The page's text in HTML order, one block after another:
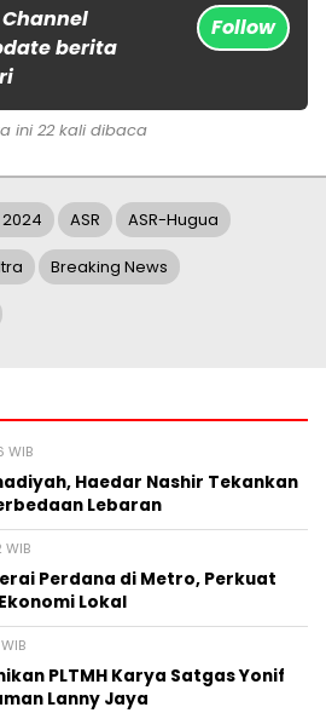
berita
Follow
ini 22 kali dibaca
ASR ASR-Hugua
Breaking News
WIB
Haedar Nashir Tekankan
Lebaran
Perdana di Metro, Perkuat
Lokal
PLTMH Karya Satgas Yonif
Lanny Jaya